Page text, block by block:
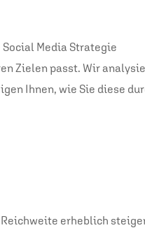
Media Strategie
Zielen passt. Wir
Ihnen, wie Sie diese
erheblich